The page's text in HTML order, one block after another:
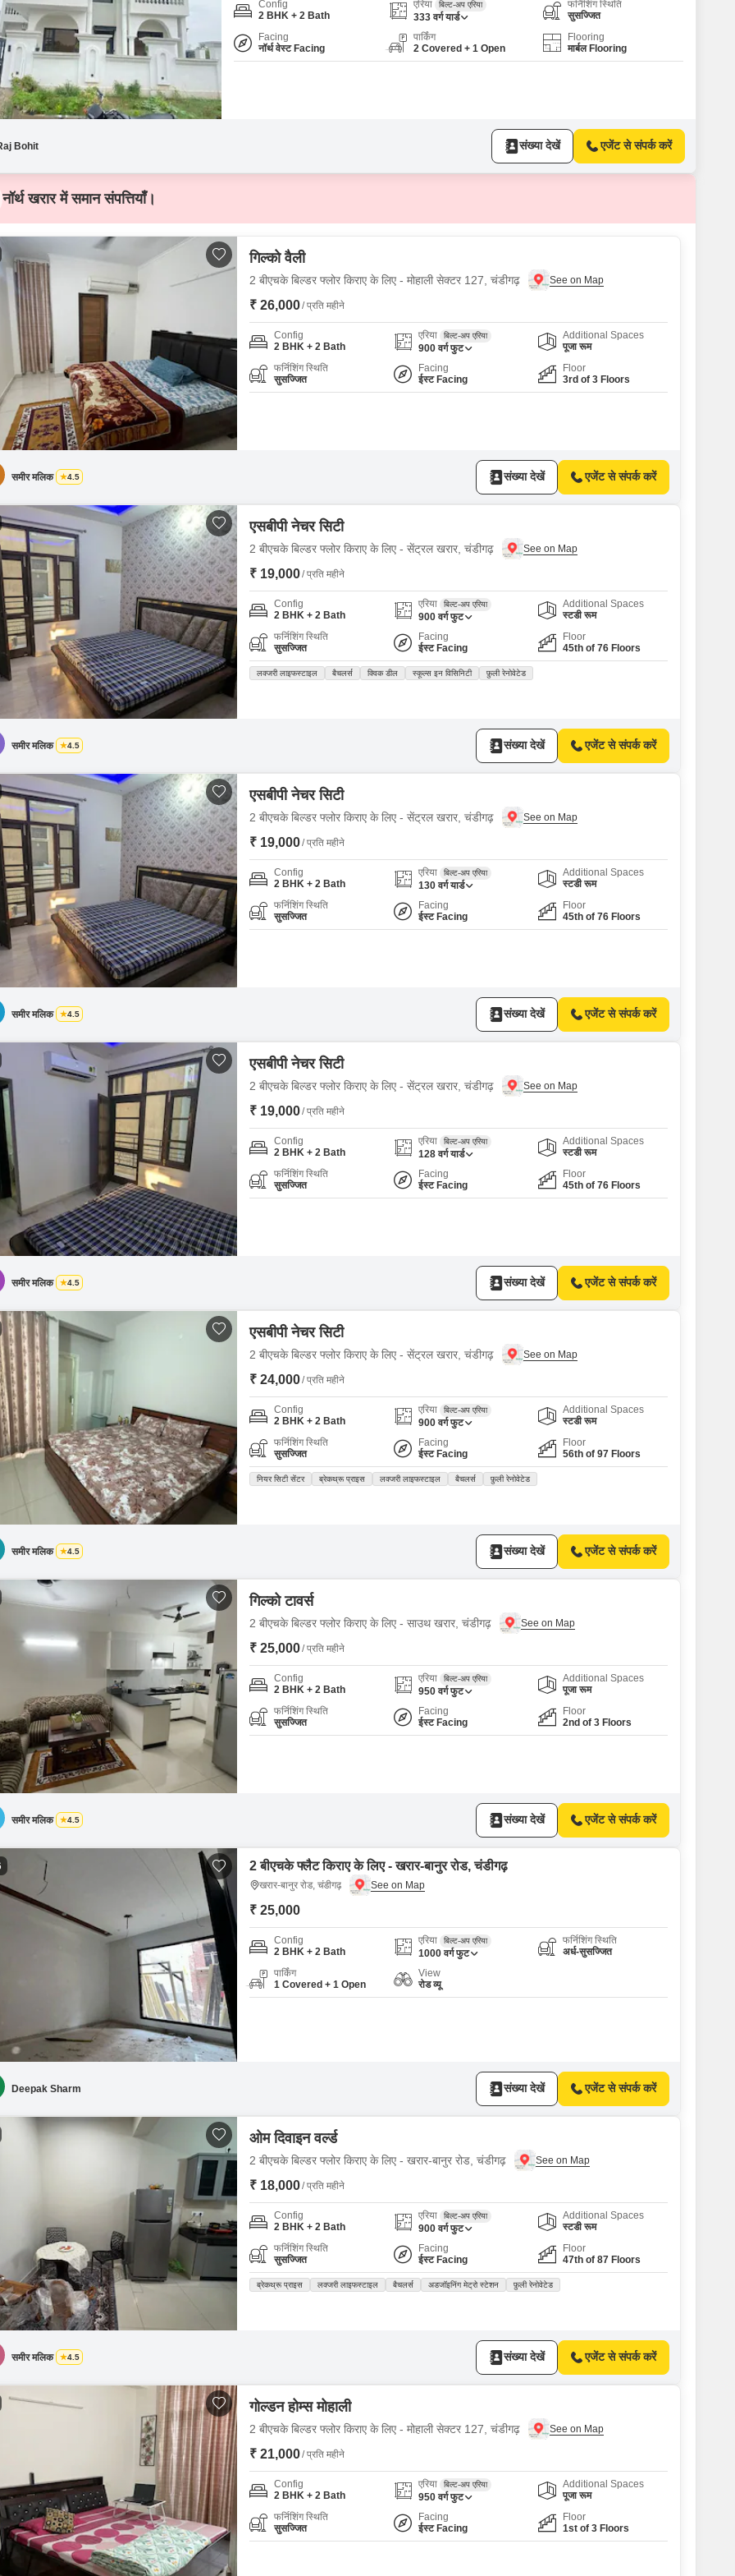
False Ceiling Design
TV Unit Design
Wall Paint Design
Wall Design
Kitchen Tiles Design
Staircase Design
Crockery Unit Design
Study Room Design
Mortgage Partnerships
SuperAgent Pro
Config
2 BHK + 2 Bath
एरिया बिल्ट-अप एरिया
333 वर्ग यार्ड
फर्निशिंग स्थिति
सुसज्जित
Facing
नॉर्थ वेस्ट Facing
पार्किंग
2 Covered + 1 Open
Flooring
मार्बल Flooring
Bohit संख्या देखें एजेंट से संपर्क करें
नॉर्थ खरार में समान संपत्तियाँ।
गिल्को वैली
2 बीएचके बिल्डर फ्लोर किराए के लिए - मोहाली सेक्टर 127, चंडीगढ़
₹ 26,000/ प्रति महीने
Config
2 BHK + 2 Bath
एरिया बिल्ट-अप एरिया
900 वर्ग फुट
Additional Spaces
पूजा रूम
फर्निशिंग स्थिति
सुसज्जित
Facing
ईस्ट Facing
Floor
3rd of 3 Floors
समीर मलिक 4.5 संख्या देखें एजेंट से संपर्क करें
एसबीपी नेचर सिटी
2 बीएचके बिल्डर फ्लोर किराए के लिए - सेंट्रल खरार, चंडीगढ़
₹ 19,000/ प्रति महीने
Config
2 BHK + 2 Bath
एरिया बिल्ट-अप एरिया
900 वर्ग फुट
Additional Spaces
स्टडी रूम
फर्निशिंग स्थिति
सुसज्जित
Facing
ईस्ट Facing
Floor
45th of 76 Floors
लक्जरी लाइफस्टाइल बैचलर्स क्विक डील स्कूल्स इन विसिनिटी फ़ुली रेनोवेटेड
समीर मलिक 4.5 संख्या देखें एजेंट से संपर्क करें
एसबीपी नेचर सिटी
2 बीएचके बिल्डर फ्लोर किराए के लिए - सेंट्रल खरार, चंडीगढ़
₹ 19,000/ प्रति महीने
Config
2 BHK + 2 Bath
एरिया बिल्ट-अप एरिया
130 वर्ग यार्ड
Additional Spaces
स्टडी रूम
फर्निशिंग स्थिति
सुसज्जित
Facing
ईस्ट Facing
Floor
45th of 76 Floors
समीर मलिक 4.5 संख्या देखें एजेंट से संपर्क करें
एसबीपी नेचर सिटी
2 बीएचके बिल्डर फ्लोर किराए के लिए - सेंट्रल खरार, चंडीगढ़
₹ 19,000/ प्रति महीने
Config
2 BHK + 2 Bath
एरिया बिल्ट-अप एरिया
128 वर्ग यार्ड
Additional Spaces
स्टडी रूम
फर्निशिंग स्थिति
सुसज्जित
Facing
ईस्ट Facing
Floor
45th of 76 Floors
समीर मलिक 4.5 संख्या देखें एजेंट से संपर्क करें
एसबीपी नेचर सिटी
2 बीएचके बिल्डर फ्लोर किराए के लिए - सेंट्रल खरार, चंडीगढ़
₹ 24,000/ प्रति महीने
Config
2 BHK + 2 Bath
एरिया बिल्ट-अप एरिया
900 वर्ग फुट
Additional Spaces
स्टडी रूम
फर्निशिंग स्थिति
सुसज्जित
Facing
ईस्ट Facing
Floor
56th of 97 Floors
नियर सिटी सेंटर ब्रेकथ्रू प्राइस लक्जरी लाइफस्टाइल बैचलर्स फ़ुली रेनोवेटेड
समीर मलिक 4.5 संख्या देखें एजेंट से संपर्क करें
गिल्को टावर्स
2 बीएचके बिल्डर फ्लोर किराए के लिए - साउथ खरार, चंडीगढ़
₹ 25,000/ प्रति महीने
Config
2 BHK + 2 Bath
एरिया बिल्ट-अप एरिया
950 वर्ग फुट
Additional Spaces
पूजा रूम
फर्निशिंग स्थिति
सुसज्जित
Facing
ईस्ट Facing
Floor
2nd of 3 Floors
समीर मलिक 4.5 संख्या देखें एजेंट से संपर्क करें
2 बीएचके फ्लैट किराए के लिए - खरार-बानुर रोड, चंडीगढ़
खरार-बानुर रोड, चंडीगढ़
₹ 25,000
Config
2 BHK + 2 Bath
एरिया बिल्ट-अप एरिया
1000 वर्ग फुट
फर्निशिंग स्थिति
अर्ध-सुसज्जित
पार्किंग
1 Covered + 1 Open
View
रोड व्यू
Deepak Sharm संख्या देखें एजेंट से संपर्क करें
ओम दिवाइन वर्ल्ड
2 बीएचके बिल्डर फ्लोर किराए के लिए - खरार-बानुर रोड, चंडीगढ़
₹ 18,000/ प्रति महीने
Config
2 BHK + 2 Bath
एरिया बिल्ट-अप एरिया
900 वर्ग फुट
Additional Spaces
स्टडी रूम
फर्निशिंग स्थिति
सुसज्जित
Facing
ईस्ट Facing
Floor
47th of 87 Floors
ब्रेकथ्रू प्राइस लक्जरी लाइफस्टाइल बैचलर्स अडजॉइनिंग मेट्रो स्टेशन फ़ुली रेनोवेटेड
समीर मलिक 4.5 संख्या देखें एजेंट से संपर्क करें
गोल्डन होम्स मोहाली
2 बीएचके बिल्डर फ्लोर किराए के लिए - मोहाली सेक्टर 127, चंडीगढ़
₹ 21,000/ प्रति महीने
Config
2 BHK + 2 Bath
एरिया बिल्ट-अप एरिया
950 वर्ग फुट
Additional Spaces
पूजा रूम
फर्निशिंग स्थिति
सुसज्जित
Facing
ईस्ट Facing
Floor
1st of 3 Floors